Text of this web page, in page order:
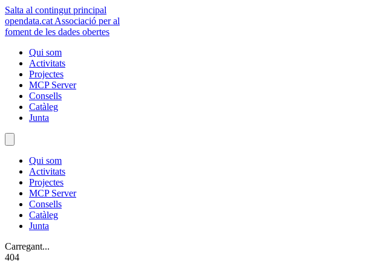
Salta al contingut principal
opendata.cat Associació per al
foment de les dades obertes
Qui som
Activitats
Projectes
MCP Server
Consells
Catàleg
Junta
Qui som
Activitats
Projectes
MCP Server
Consells
Catàleg
Junta
Carregant...
404